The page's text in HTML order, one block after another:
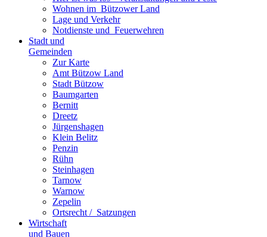
Wohnen im ­ Bützower Land
Lage und Verkehr
Notdienste und ­ Feuerwehren
Stadt und
Gemeinden
Zur Karte
Amt Bützow Land
Stadt Bützow
Baumgarten
Bernitt
Dreetz
Jürgenshagen
Klein Belitz
Penzin
Rühn
Steinhagen
Tarnow
Warnow
Zepelin
Ortsrecht / ­ Satzungen
Wirtschaft
und Bauen